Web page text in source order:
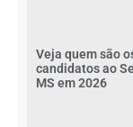
Veja quem são
candidatos ao
MS em 2026